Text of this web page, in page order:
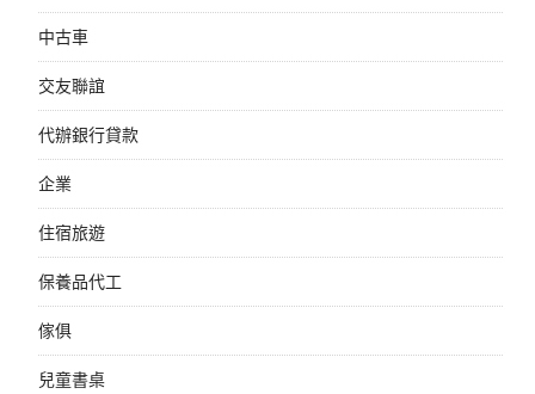
中古車
交友聯誼
代辦銀行貸款
企業
住宿旅遊
保養品代工
傢俱
兒童書桌